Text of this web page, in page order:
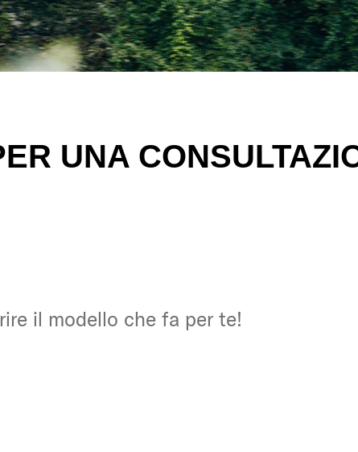
UNA
il modello che fa per te!
il modello che fa per te!